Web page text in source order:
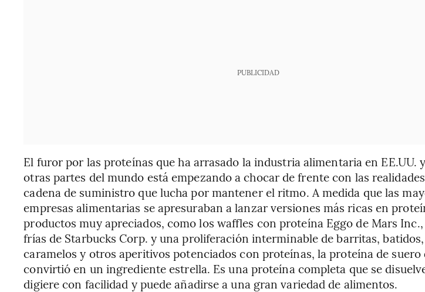
PUBLICIDAD
El furor por las proteínas que ha arrasado la industria alimentaria en EE.UU.
otras partes del mundo está empezando a chocar de frente con las
cadena de suministro que lucha por mantener el ritmo. A medida que las
empresas alimentarias se apresuraban a lanzar versiones más ricas en
productos muy apreciados, como los waffles con proteína Eggo de Mars Inc.,
frías de Starbucks Corp. y una proliferación interminable de barritas,
caramelos y otros aperitivos potenciados con proteínas, la proteína de suero
convirtió en un ingrediente estrella. Es una proteína completa que se
digiere con facilidad y puede añadirse a una gran variedad de alimentos.